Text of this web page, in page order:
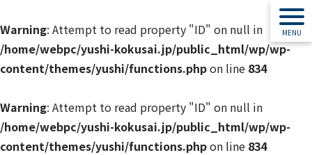
Warning: Attempt to read property "ID" on null in
/home/webpc/yushi-kokusai.jp/public_html/wp/wp-
content/themes/yushi/functions.phpon line 834
Warning: Attempt to read property "ID" on null in
/home/webpc/yushi-kokusai.jp/public_html/wp/wp-
content/themes/yushi/functions.phpon line 834